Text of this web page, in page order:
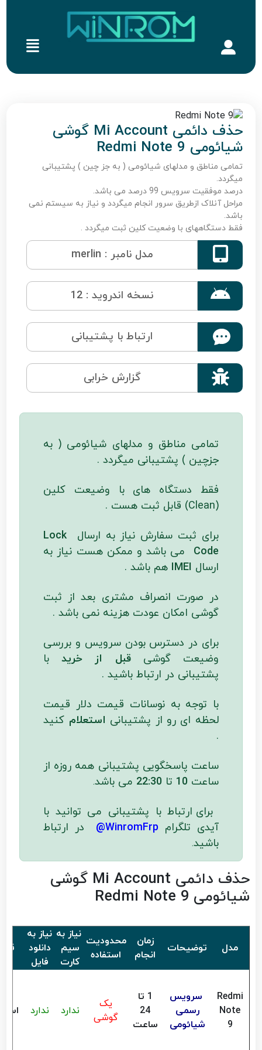
حذف دائمی Mi Account گوشی
شیائومی Redmi Note 9
تمامی مناطق و مدلهای شیائومی ( به جز چین ) پشتیبانی
میگردد.
درصد موفقیت سرویس 99 درصد می باشد.
مراحل آنلاک ازطریق سرور انجام میگردد و نیاز به سیستم نمی
باشد.
فقط دستگاههای با وضعیت کلین ثبت میگردد .
 مدل نامبر : merlin
 نسخه اندروید : 12
ارتباط با پشتیبانی
 گزارش خرابی
تمامی مناطق و مدلهای شیائومی ( به
جزچین ) پشتیبانی میگردد .
فقط دستگاه های با وضیعت کلین
(Clean) قابل ثبت هست .
برای ثبت سفارش نیاز به ارسال Lock
Code می باشد و ممکن هست نیاز به
ارسال IMEI هم باشد .
در صورت انصراف مشتری بعد از ثبت
گوشی امکان عودت هزینه نمی باشد .
برای در دسترس بودن سرویس و بررسی
وضیعت گوشیقبل از خریدبا
پشتیبانی در ارتباط باشید .
با توجه به نوسانات قیمت دلار قیمت
لحظه ای رو از پشتیبانی استعلام کنید
.
ساعت پاسخگویی پشتیبانی همه روزه از
ساعت 10 تا 22:30 می باشد.
برای ارتباط با پشتیبانی می توانید با
آیدی تلگرام WinromFrp@
در ارتباط
باشید.
حذف دائمی Mi Account گوشی
شیائومی Redmi Note 9
مدل توضیحات
زمان
انجام
محدودیت
استفاده
نیاز به
سیم
کارت
نیاز به
دانلود
فایل
Redmi
Note
9
سرویس
رسمی
شیائومی
1 تا
24
ساعت
یک
گوشی
ندارد ندارد